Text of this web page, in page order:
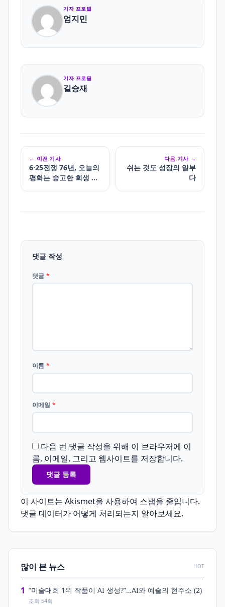
기자 프로필
엄지민
기자 프로필
길승재
← 이전 기사
6·25전쟁 76년, 오늘의
평화는 숭고한 희생 위
다음 기사 →
쉬는 것도 성장의 일부
다
댓글 작성
댓글 *
이름 *
이메일 *
다음 번 댓글 작성을 위해 이 브라우저에 이
름, 이메일, 그리고 웹사이트를 저장합니다.
이 사이트는 Akismet을 사용하여 스팸을 줄입니다.
댓글 데이터가 어떻게 처리되는지 알아보세요.
많이 본 뉴스 HOT
1 “미술대회 1위 작품이 AI 생성?”…AI와 예술의 현주소 (2)
조회 54회